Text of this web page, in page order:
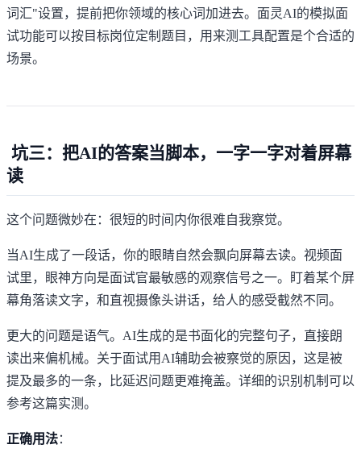
词汇"设置，提前把你领域的核心词加进去。 面灵AI的模拟面
试功能可以按目标岗位定制题目，用来测工具配置是个合适的
场景。
坑三：把AI的答案当脚本，一字一字对着屏幕
读
这个问题微妙在：很短的时间内你很难自我察觉。
当AI生成了一段话，你的眼睛自然会飘向屏幕去读。视频面
试里，眼神方向是面试官最敏感的观察信号之一。盯着某个屏
幕角落读文字，和直视摄像头讲话，给人的感受截然不同。
更大的问题是语气。AI生成的是书面化的完整句子，直接朗
读出来偏机械。关于面试用AI辅助会被察觉的原因，这是被
提及最多的一条，比延迟问题更难掩盖。详细的识别机制可以
参考这篇实测。
正确用法：